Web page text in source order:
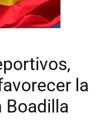
la
Boadilla